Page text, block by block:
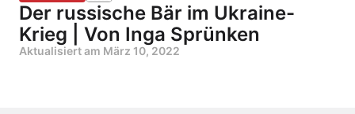
Der russische Bär im Ukraine-
Krieg | Von Inga Sprünken
Aktualisiert am März 10, 2022